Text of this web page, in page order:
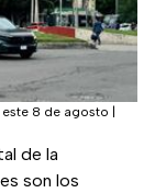
8 de agosto
de la
son los